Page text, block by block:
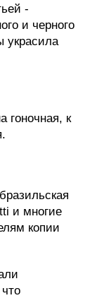
-
и черного
украсила
гоночная, к
и многие
копии